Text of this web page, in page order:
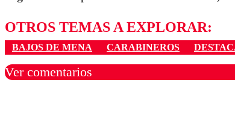
OTROS TEMAS A EXPLORAR:
BAJOS DE MENA CARABINEROS
Ver comentarios